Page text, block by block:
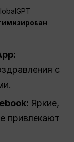
с
Яркие,
привлекают